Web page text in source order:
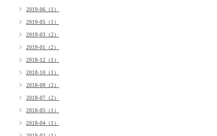
2019-06（1）
2019-05（1）
2019-03（2）
2019-01（2）
2018-12（1）
2018-10（1）
2018-09（2）
2018-07（2）
2018-05（1）
2018-04（1）